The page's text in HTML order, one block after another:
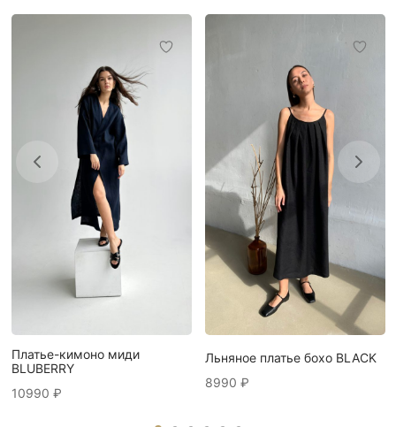
Платье-кимоно миди
BLUBERRY
10990 ₽
Льняное платье бохо BLACK
8990 ₽